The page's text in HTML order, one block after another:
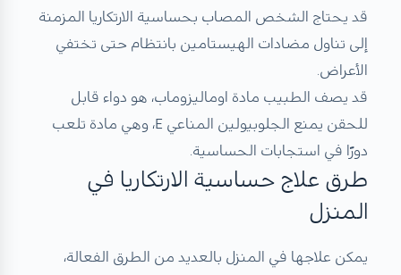
قد يحتاج الشخص المصاب بحساسية الارتكاريا المزمنة
إلى تناول مضادات الهيستامين بانتظام حتى تختفي
الأعراض.
قد يصف الطبيب مادة اوماليزوماب، هو دواء قابل
للحقن يمنع الجلوبيولين المناعي E، وهي مادة تلعب
دورًا في استجابات الحساسية.
طرق علاج حساسية الارتكاريا في
المنزل
يمكن علاجها في المنزل بالعديد من الطرق الفعالة،